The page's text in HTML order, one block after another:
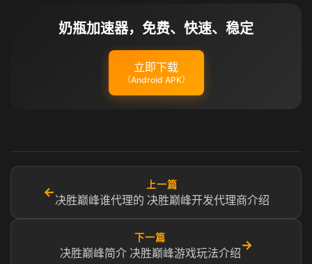
奶瓶加速器，免费、快速、稳定
立即下载
（Android APK）
←
上一篇
决胜巅峰谁代理的 决胜巅峰开发代理商介绍
下一篇
决胜巅峰简介 决胜巅峰游戏玩法介绍
→